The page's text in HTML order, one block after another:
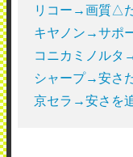
リコー→画質△
キヤノン→サポ
コニカミノルタ
シャープ→安さ
京セラ→安さを